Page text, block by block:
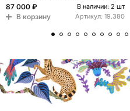
87 000 ₽
В наличии: 2 шт
В корзину Артикул: 19.380